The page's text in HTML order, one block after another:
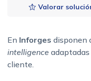
Valorar
En Inforges disponen
intelligence adaptadas
cliente.